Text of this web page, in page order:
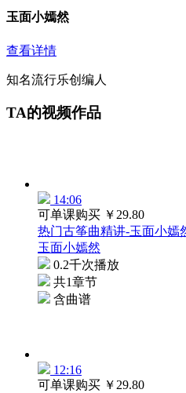
玉面小嫣然
查看详情
知名流行乐创编人
TA的视频作品
14:06
可单课购买 ￥29.80
热门古筝曲精讲-玉面小嫣
玉面小嫣然
0.2千次播放
共1章节
含曲谱
12:16
可单课购买 ￥29.80